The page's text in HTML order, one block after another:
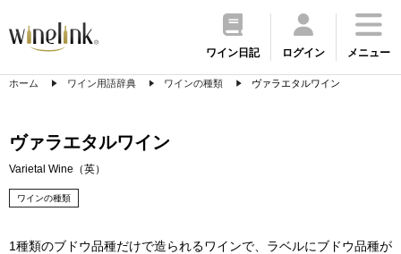
ワイン日記 ログイン メニュー
ホーム ワイン用語辞典 ワインの種類 ヴァラエタルワイン
ヴァラエタルワイン
Varietal Wine（英）
ワインの種類
1種類のブドウ品種だけで造られるワインで、ラベルにブドウ品種が